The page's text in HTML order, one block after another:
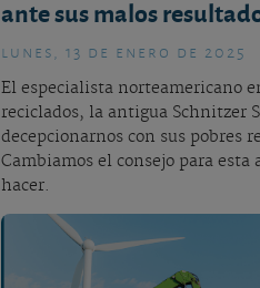
ante sus malos
lunes, 13 de enero de 2025
El especialista norteamericano
reciclados, la antigua Schnitzer
decepcionarnos con sus pobres
Cambiamos el consejo para esta
hacer.